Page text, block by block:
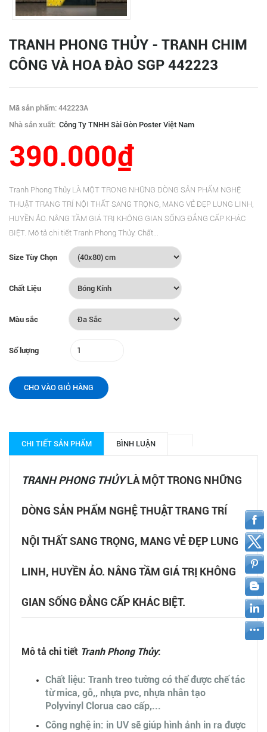
TRANH PHONG THỦY - TRANH CHIM
CÔNG VÀ HOA ĐÀO SGP 442223
Mã sản phẩm: 442223A
Nhà sản xuất: Công Ty TNHH Sài Gòn Poster Việt Nam
390.000₫
Tranh Phong Thủy LÀ MỘT TRONG NHỮNG DÒNG SẢN PHẨM NGHỆ
THUẬT TRANG TRÍ NỘI THẤT SANG TRỌNG, MANG VẺ ĐẸP LUNG LINH,
HUYỀN ẢO. NÂNG TẦM GIÁ TRỊ KHÔNG GIAN SỐNG ĐẲNG CẤP KHÁC
BIỆT. Mô tả chi tiết Tranh Phong Thủy: Chất...
Size Tùy Chọn
Chất Liệu
Màu sắc
Số lượng
CHO VÀO GIỎ HÀNG
CHI TIẾT SẢN PHẨM BÌNH LUẬN
TRANH PHONG THỦYLÀ MỘT TRONG NHỮNG
DÒNG SẢN PHẨM NGHỆ THUẬT TRANG TRÍ
NỘI THẤT SANG TRỌNG, MANG VẺ ĐẸP LUNG
LINH, HUYỀN ẢO. NÂNG TẦM GIÁ TRỊ KHÔNG
GIAN SỐNG ĐẲNG CẤP KHÁC BIỆT.
Mô tả chi tiết Tranh Phong Thủy:
Chất liệu: Tranh treo tường có thể được chế tác
từ mica, gỗ,, nhựa pvc, nhựa nhân tạo
Polyvinyl Clorua cao cấp,...
Công nghệ in: in UV sẽ giúp hình ảnh in ra được